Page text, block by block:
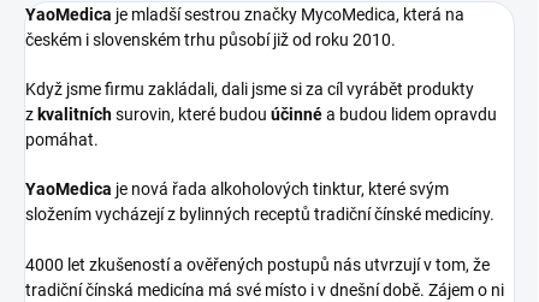
YaoMedica je mladší sestrou značky MycoMedica, která na
českém i slovenském trhu působí již od roku 2010.
Když jsme firmu zakládali, dali jsme si za cíl vyrábět produkty
z kvalitníchsurovin, které budou účinnéa budou lidem opravdu
pomáhat.
YaoMedica je nová řada alkoholových tinktur, které svým
složením vycházejí z bylinných receptů tradiční čínské medicíny.
4000 let zkušeností a ověřených postupů nás utvrzují v tom, že
tradiční čínská medicína má své místo i v dnešní době. Zájem o ni